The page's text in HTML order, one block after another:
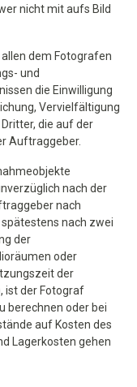
nicht mit aufs Bild
dem Fotografen
und
die Einwilligung
Vervielfältigung
die auf der
Auftraggeber.
nach der
nach
nach zwei
der
oder
der
ist der Fotograf
berechnen oder bei
auf Kosten des
Lagerkosten gehen